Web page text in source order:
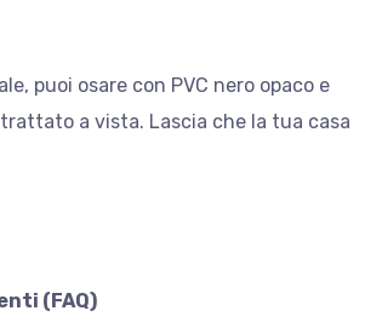
puoi osare con PVC nero opaco e
a vista. Lascia che la tua casa
(FAQ)